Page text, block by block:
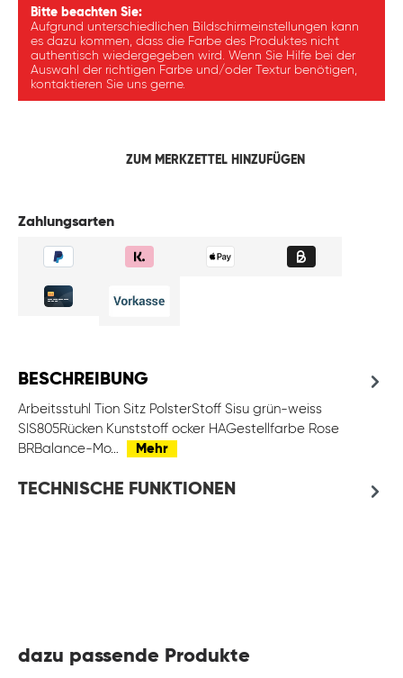
Bitte beachten Sie:
Aufgrund unterschiedlichen Bildschirmeinstellungen kann
es dazu kommen, dass die Farbe des Produktes nicht
authentisch wiedergegeben wird. Wenn Sie Hilfe bei der
Auswahl der richtigen Farbe und/oder Textur benötigen,
kontaktieren Sie uns gerne.
ZUM MERKZETTEL HINZUFÜGEN
Zahlungsarten
BESCHREIBUNG
Arbeitsstuhl Tion Sitz PolsterStoff Sisu grün-weiss
SIS805Rücken Kunststoff ocker HAGestellfarbe Rose
BRBalance-Mo…
Mehr
TECHNISCHE FUNKTIONEN
dazu passende Produkte